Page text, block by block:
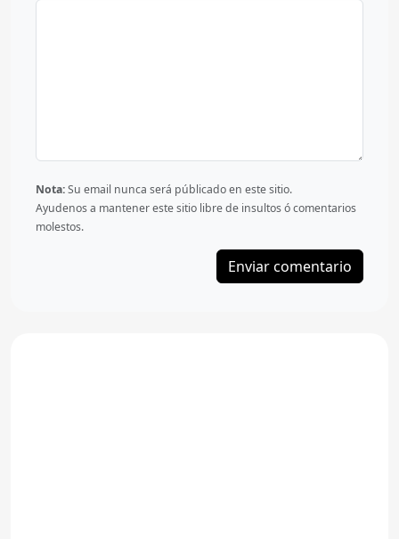
Nota:Su email nunca será públicado en este sitio.
Ayudenos a mantener este sitio libre de insultos ó comentarios
molestos.